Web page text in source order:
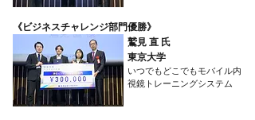
​《ビジネスチャレンジ部門優勝》
鷲見 直 氏
東京大学
いつでもどこでもモバイル内
視鏡トレーニングシステム